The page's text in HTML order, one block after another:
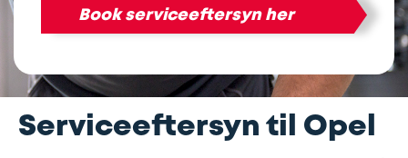
Kobling
Montering
anhængertræk
Helårsdæk
Trailerdæk
Dækopbevaring
Service
reparation
Service
Erhverv
Landbrug
Book serviceeftersyn her
Serviceeftersyn til Opel